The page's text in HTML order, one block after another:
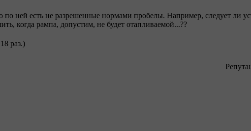
по ней есть не разрешенные нормами пробелы. Например, следует ли
когда рампа, допустим, не будет отапливаемой...??
раз.)